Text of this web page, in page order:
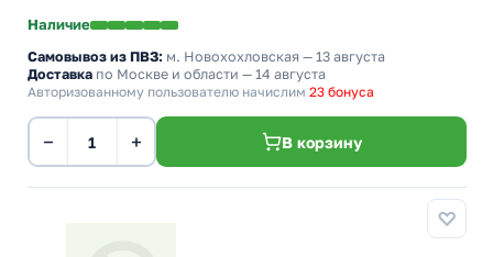
Наличие
Самовывоз из ПВЗ: м. Новохохловская — 13 августа
Доставка по Москве и области — 14 августа
Авторизованному пользователю начислим 23 бонуса
− + В корзину